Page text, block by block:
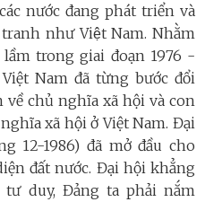
nước đang phát triển và
như Việt Nam. Nhằm
trong giai đoạn 1976 -
Nam đã từng bước đổi
chủ nghĩa xã hội và con
xã hội ở Việt Nam. Đại
12-1986) đã mở đầu cho
đất nước. Đại hội khẳng
tư duy, Đảng ta phải nắm